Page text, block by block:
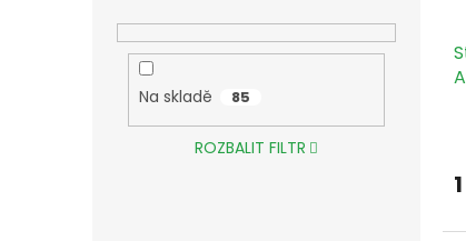
Na skladě 85
ROZBALIT FILTR